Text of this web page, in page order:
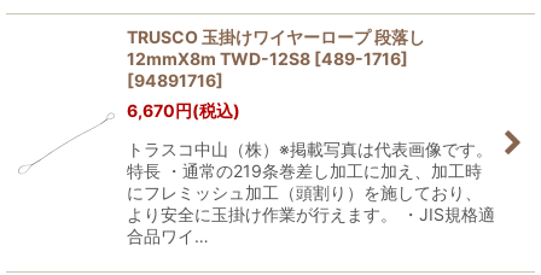
TRUSCO 玉掛けワイヤーロープ 段落し
12mmX8m TWD-12S8 [489-1716]
[94891716]
6,670円(税込)
トラスコ中山（株）※掲載写真は代表画像です。
特長 ・通常の219条巻差し加工に加え、加工時
にフレミッシュ加工（頭割り）を施しており、
より安全に玉掛け作業が行えます。 ・JIS規格適
合品ワイ…